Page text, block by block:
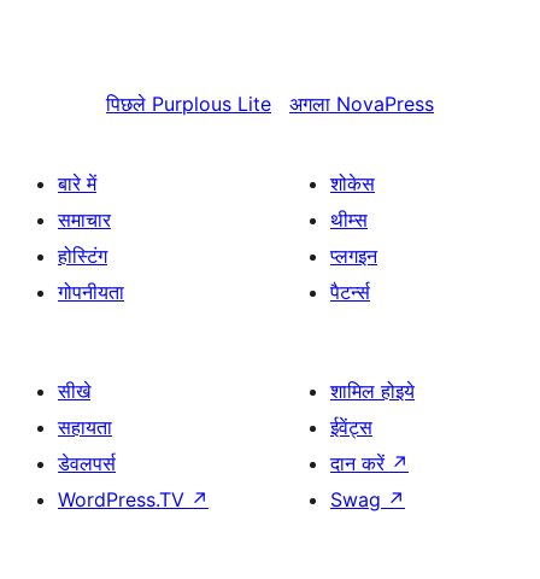
पिछले Purplous Lite अगला NovaPress
बारे में
समाचार
होस्टिंग
गोपनीयता
शोकेस
थीम्स
प्लगइन
पैटर्न्स
सीखे
सहायता
डेवलपर्स
WordPress.TV ↗
शामिल होइये
ईवेंट्स
दान करें ↗
Swag ↗